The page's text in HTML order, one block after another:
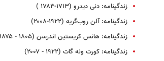
زندگینامه: دنی دیدرو (۱۷۱۳-۱۷۸۴ )
زندگینامه: آلن روب‌گریه (۱۹۲۲-۲۰۰۸)
زندگینامه: هانس کریستین اندرسن (۱۸۰۵ - ۱۸۷۵)
زندگینامه: کورت ونه گات (۱۹۲۲ - ۲۰۰۷)